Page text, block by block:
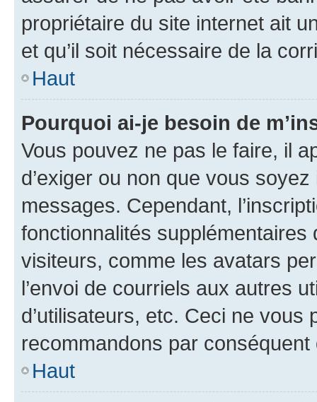
propriétaire du site internet ait
et qu’il soit nécessaire de la
Haut
Pourquoi ai-je besoin de
Vous pouvez ne pas le faire, il
d’exiger ou non que vous
messages. Cependant,
fonctionnalités
visiteurs, comme les avatars
l’envoi de courriels aux autres
d’utilisateurs, etc. Ceci ne vous
recommandons par conséquent
Haut